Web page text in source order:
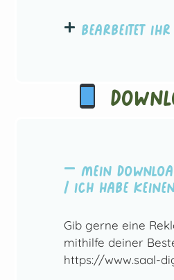
Bearbeitet ihr
Mein
/ Ich habe
Gib gerne eine
mithilfe deiner
https://www.saal-